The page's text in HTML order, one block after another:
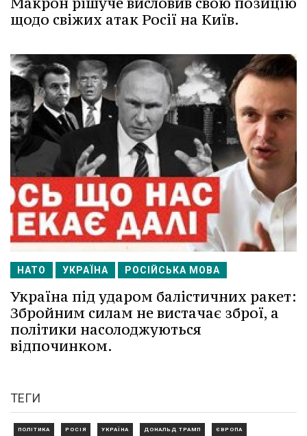
щодо свіжих атак Росії на Київ.
НАТО УКРАЇНА РОСІЙСЬКА МОВА
Україна під ударом балістичних ракет:
Збройним силам не вистачає зброї, а
політики насолоджуються
відпочинком.
ТЕГИ
ПОЛІТИКА РОСІЯ УКРАЇНА ДОНАЛЬД ТРАМП ЄВРОПА